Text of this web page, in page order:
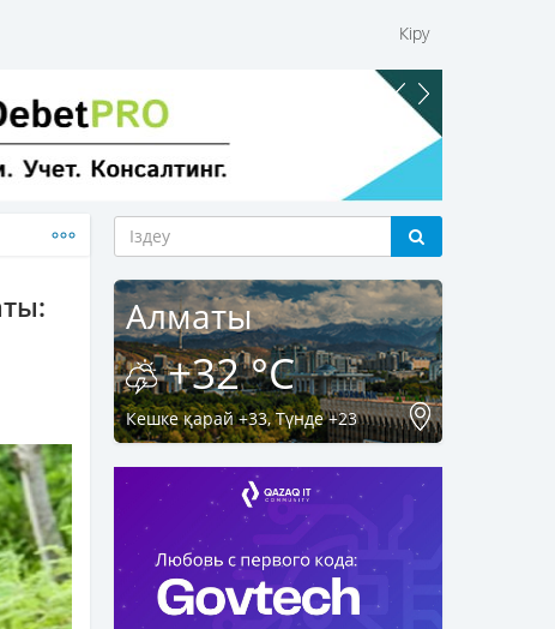
Кіру
Алматы
+32 °C
Кешке қарай +33, Түнде +23